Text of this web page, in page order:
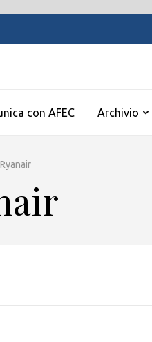
con AFEC Archivio
Ryanair